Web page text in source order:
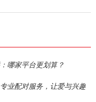
哪家平台更划算？
业配对服务，让爱与兴趣